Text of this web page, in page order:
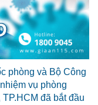
phòng và Bộ Công
vụ phòng
đã bắt đầu